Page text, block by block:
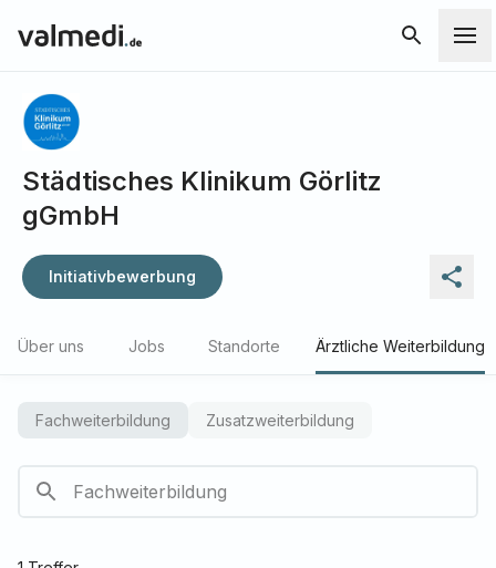
Städtisches Klinikum Görlitz
gGmbH
Initiativbewerbung
Über uns Jobs Standorte Ärztliche Weiterbildung
Fachweiterbildung Zusatzweiterbildung